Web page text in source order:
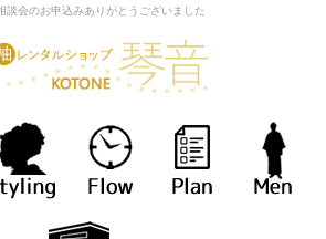
談会のお申込みありがとうございました